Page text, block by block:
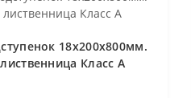
18х200х800мм.
лиственница Класс А